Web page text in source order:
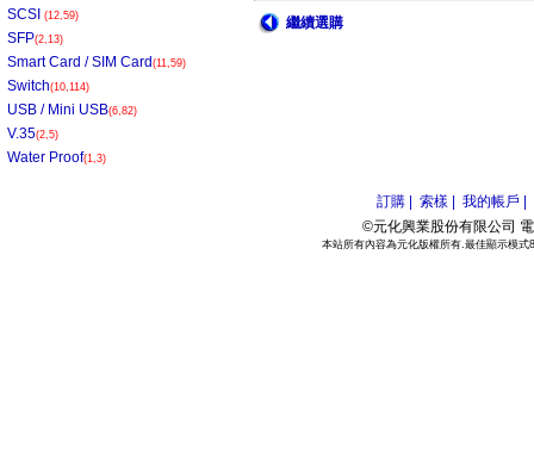
SCSI (12,59)
SFP(2,13)
Smart Card / SIM Card (11,59)
Switch(10,114)
USB / Mini USB(6,82)
V.35(2,5)
Water Proof(1,3)
繼續選購
訂購 | 索樣 |
我的帳戶 |
©元化興業股份有限公司
本站所有內容為元化版權所有.最佳顯示模